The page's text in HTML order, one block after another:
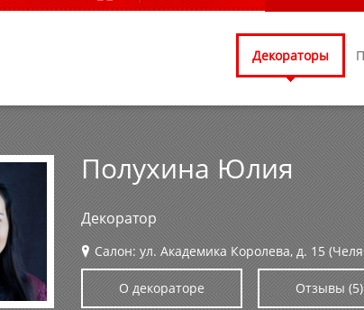
Декораторы
Полухина Юлия
Декоратор
Салон: ул. Академика Королева, д. 15
О декораторе Отзывы (5)